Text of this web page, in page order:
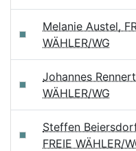
Melanie Austel,
WÄHLER/WG
Johannes
WÄHLER/WG
Steffen
FREIE WÄHLER/